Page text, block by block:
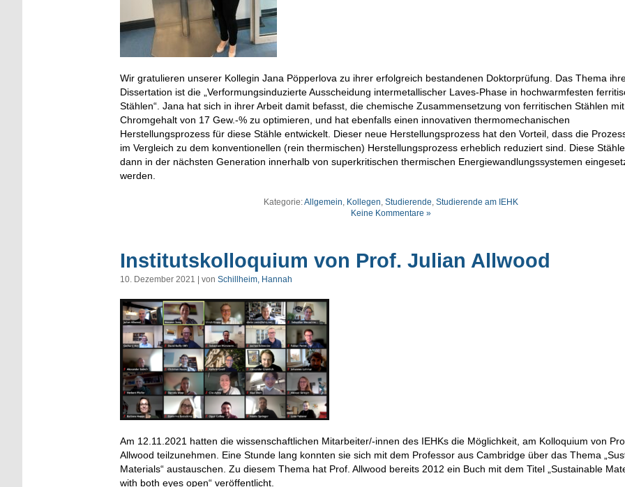
Wir gratulieren unserer Kollegin Jana Pöpperlova zu ihrer erfolgreich bestandenen Doktorprüfung. Das Thema
Dissertation ist die „Verformungsinduzierte Ausscheidung intermetallischer Laves-Phase in hochwarmfesten
Stählen“. Jana hat sich in ihrer Arbeit damit befasst, die chemische Zusammensetzung von ferritischen Stählen
Chromgehalt von 17 Gew.-% zu optimieren, und hat ebenfalls einen innovativen thermomechanischen
Herstellungsprozess für diese Stähle entwickelt. Dieser neue Herstellungsprozess hat den Vorteil, dass die
im Vergleich zu dem konventionellen (rein thermischen) Herstellungsprozess erheblich reduziert sind. Diese
dann in der nächsten Generation innerhalb von superkritischen thermischen Energiewandlungssystemen
werden.
Kategorie:Allgemein Kollegen Studierende Studierende am IEHK
Keine Kommentare »
Institutskolloquium von Prof. Julian Allwood
10. Dezember 2021 | von Schillheim, Hannah
Am 12.11.2021 hatten die wissenschaftlichen Mitarbeiter/-innen des IEHKs die Möglichkeit, am Kolloquium von
Allwood teilzunehmen. Eine Stunde lang konnten sie sich mit dem Professor aus Cambridge über das Thema
Materials“ austauschen. Zu diesem Thema hat Prof. Allwood bereits 2012 ein Buch mit dem Titel „Sustainable
with both eyes open“ veröffentlicht.